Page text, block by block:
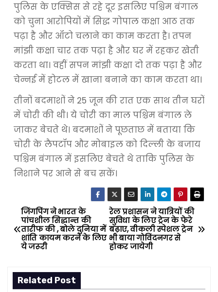
पुलिस के एक्सिस से रहे दूर इसलिए पश्चिम बंगाल
को चुना आरोपियों में सिद्ध गोपाल कक्षा आठ तक
पढ़ा है और ऑटो चलाने का काम करता है। तपन
मांझी कक्षा चार तक पढ़ा है और घर में रहकर खेती
करता था। वहीं सपन मांझी कक्षा दो तक पढ़ा है और
चेन्नई में होटल में खाना बनाने का काम करता था।
तीनों बदमाशों ने 25 जून की रात एक साथ तीन घरों
में चोरी की थी। ये चोरी का माल पश्चिम बंगाल ले
जाकर बेचते थे। बदमाशों ने पूछताछ में बताया कि
चोरी के लैपटॉप और मोबाइल को दिल्ली के बजाय
पश्चिम बंगाल में इसलिए बेचते थे ताकि पुलिस के
निशाने पर आने से बच सकें।
P
o
t
रेल प्रशासन ने यात्रियों की
सुविधा के लिए ट्रेन के फेरे
बढ़ाए, वीकली स्पेशल ट्रेन
भी बाया गोविंदनगर से
होकर जायेगी
जिंगपिंग ने भारत के
पांचशील सिद्धान्त की
तारीफ की , बोले दुनिया में
शांति कायम करने के लिए
ये जरूरी
Related Post